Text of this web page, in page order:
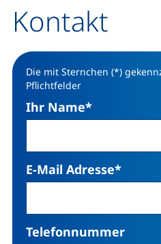
Kontakt
Die mit Sternchen (*)
Pflichtfelder
Ihr Name*
E-Mail Adresse*
Telefonnummer